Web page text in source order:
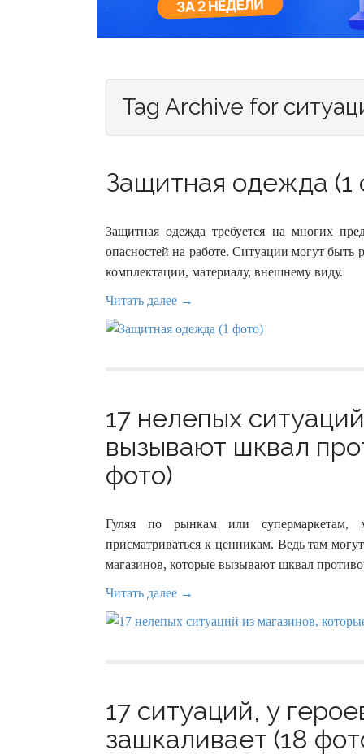
Tag Archive for
Защитная одежда (1
Защитная одежда требуется на многих
опасностей на работе. Ситуации могут быть
комплектации, материалу, внешнему виду.
Читать далее →
17 нелепых
вызывают шквал
фото)
Гуляя по рынкам или супермаркетам,
присматриваться к ценникам. Ведь там
магазинов, которые вызывают шквал
Читать далее →
17 ситуаций, у
зашкаливает (18